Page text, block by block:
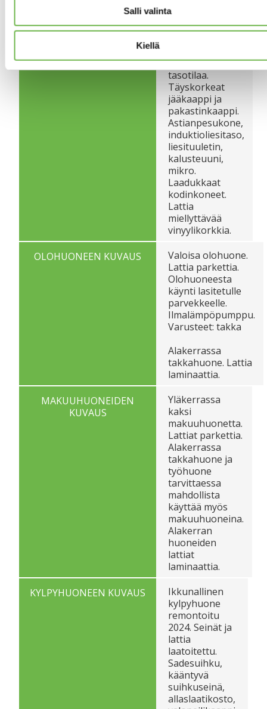
Salli valinta
Kiellä
Kaapistot,
keraamitasot.
laatikosto ja
tasotilaa.
Täyskorkeat
jääkaappi ja
pakastinkaappi.
Astianpesukone,
induktioliesitaso,
liesituuletin,
kalusteuuni,
mikro.
Laadukkaat
kodinkoneet.
Lattia
miellyttävää
vinyylikorkkia.
OLOHUONEEN KUVAUS
Valoisa olohuone.
Lattia parkettia.
Olohuoneesta
käynti lasitetulle
parvekkeelle.
Ilmalämpöpumppu.
Varusteet: takka
Alakerrassa
takkahuone. Lattia
laminaattia.
MAKUUHUONEIDEN
KUVAUS
Yläkerrassa
kaksi
makuuhuonetta.
Lattiat parkettia.
Alakerrassa
takkahuone ja
työhuone
tarvittaessa
mahdollista
käyttää myös
makuuhuoneina.
Alakerran
huoneiden
lattiat
laminaattia.
KYLPYHUONEEN KUVAUS
Ikkunallinen
kylpyhuone
remontoitu
2024. Seinät ja
lattia
laatoitettu.
Sadesuihku,
kääntyvä
suihkuseinä,
allaslaatikosto,